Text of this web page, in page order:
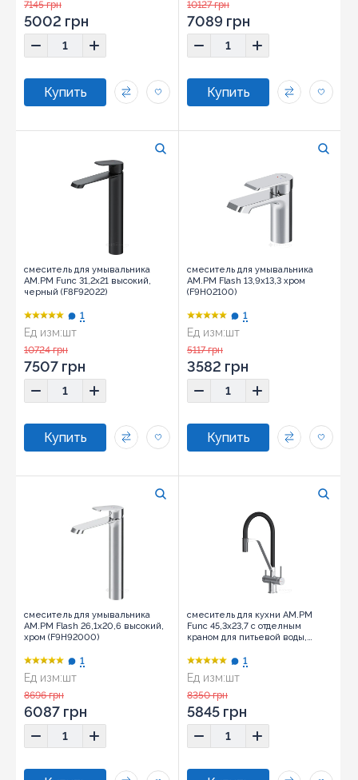
7145 грн
5002 грн
10127 грн
7089 грн
смеситель для умывальника
AM.PM Func 31,2х21 высокий,
черный (F8F92022)
Ед изм:шт
1
10724 грн
7507 грн
смеситель для умывальника
AM.PM Flash 13,9х13,3 хром
(F9H02100)
Ед изм:шт
1
5117 грн
3582 грн
смеситель для умывальника
AM.PM Flash 26,1х20,6 высокий,
хром (F9H92000)
Ед изм:шт
1
8696 грн
6087 грн
смеситель для кухни AM.PM
Func 45,3х23,7 с отделным
краном для питьевой воды,
Ед изм:шт
1
8350 грн
5845 грн